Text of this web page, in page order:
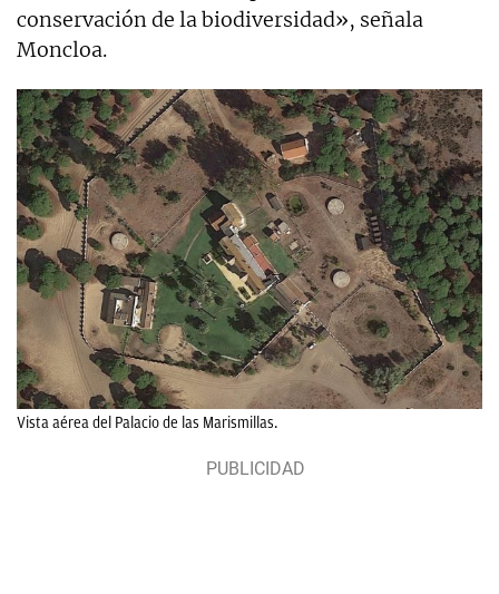
conservación de la biodiversidad», señala
Moncloa.
Vista aérea del Palacio de las Marismillas.